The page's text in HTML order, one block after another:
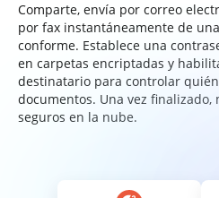
Comparte, envía por correo
por fax instantáneamente de
conforme. Establece una
en carpetas encriptadas y
destinatario para controlar
documentos. Una vez
seguros en la nube.